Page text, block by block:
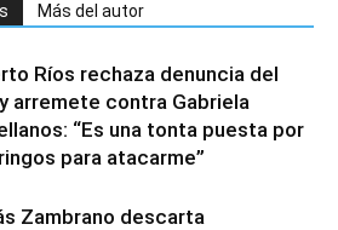
Más del autor
Ríos rechaza denuncia del
arremete contra Gabriela
“Es una tonta puesta por
para atacarme”
Zambrano descarta